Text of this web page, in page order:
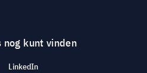
nog kunt vinden
LinkedIn